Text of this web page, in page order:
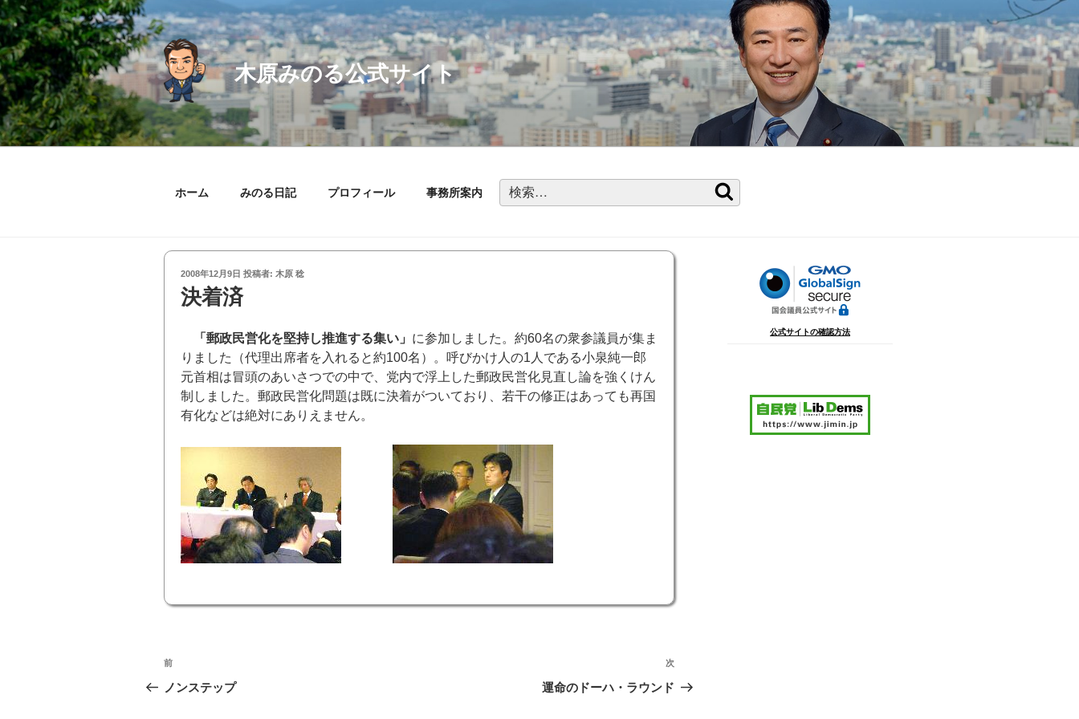
コ
ン
テ
ン
ツ
へ
ス
キ
木原みのる公式サイト
ホーム みのる日記 プロフィール 事務所案内
検
索:
索
投
稿
日:
2008年12月9日 投稿者: 木原 稔
決着済
「郵政民営化を堅持し推進する集い」 に参加しました。約60名の衆参議員が集ま
りました（代理出席者を入れると約100名）。呼びかけ人の1人である小泉純一郎
元首相は冒頭のあいさつでの中で、党内で浮上した郵政民営化見直し論を強くけん
制しました。郵政民営化問題は既に決着がついており、若干の修正はあっても再国
有化などは絶対にありえません。
投
稿
前
の
前
ノンステップ
次
の
次
運命のドーハ・ラウンド
公式サイトの確認方法